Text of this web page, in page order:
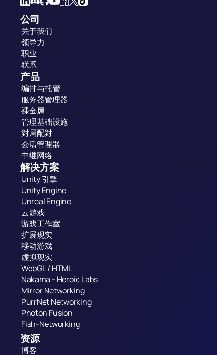
公司
关于我们
领导力
职业
联系
产品
编排与托管
服务器管理器
裸金属
管理基础设施
對局配對
会话管理器
中继网络
解决方案
Unity 引擎
Unity Engine
Unreal Engine
云游戏
游戏工作室
扩展现实
移动游戏
虚拟现实
WebGL / HTML
Nakama - Heroic Labs
Mirror Networking
PurrNet Networking
Photon Fusion
Fish-Networking
资源
博客